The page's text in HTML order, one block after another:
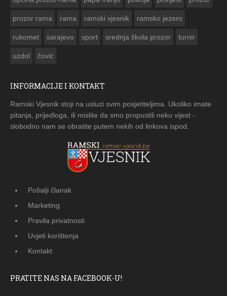
prozor rama rama ramski vjesnik ramsko jezero
rukomet sarajevo sport srednja škola prozor turnir
uzdol čović
INFORMACIJE I KONTAKT
Ramski Vjesnik stoji na usluzi svim posjetiteljima. Ukoliko imate
pitanja, prijedloga, ili mislite da smo propustili neku vijest -
slobodno nam se obratite putem nekih od linkova ispod.
Pošalji članak
Marketing
Pravila privatnosti
Uvjeti korištenja
Kontakt
PRATITE NAS NA FACEBOOK-U!